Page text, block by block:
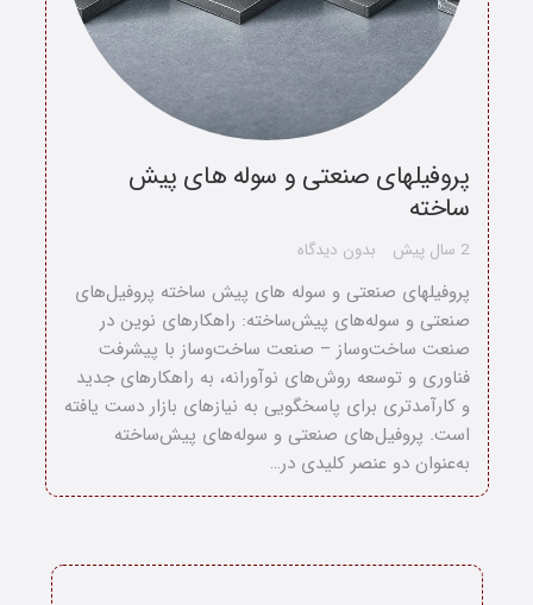
درباره ما
ارتباط با ما
دسته محصولات
بلاگ
پروفیلهای صنعتی و سوله های پیش
ساخته
2 سال پیش بدون دیدگاه
پروفیلهای صنعتی و سوله های پیش ساخته پروفیل‌های
صنعتی و سوله‌های پیش‌ساخته: راهکارهای نوین در
صنعت ساخت‌وساز – صنعت ساخت‌وساز با پیشرفت
فناوری و توسعه روش‌های نوآورانه، به راهکارهای جدید
و کارآمدتری برای پاسخگویی به نیازهای بازار دست یافته
است. پروفیل‌های صنعتی و سوله‌های پیش‌ساخته
به‌عنوان دو عنصر کلیدی در…